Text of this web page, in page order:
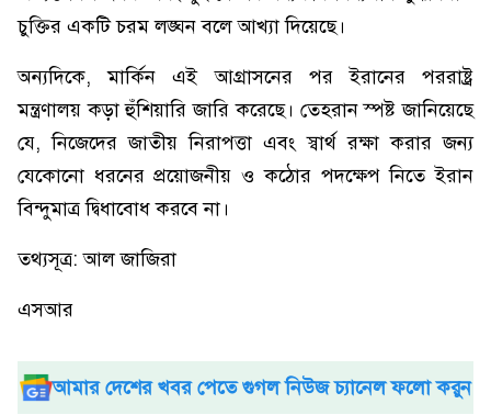
চুক্তির একটি চরম লঙ্ঘন বলে আখ্যা দিয়েছে।
অন্যদিকে, মার্কিন এই আগ্রাসনের পর ইরানের পররাষ্ট্র
মন্ত্রণালয় কড়া হুঁশিয়ারি জারি করেছে। তেহরান স্পষ্ট জানিয়েছে
যে, নিজেদের জাতীয় নিরাপত্তা এবং স্বার্থ রক্ষা করার জন্য
যেকোনো ধরনের প্রয়োজনীয় ও কঠোর পদক্ষেপ নিতে ইরান
বিন্দুমাত্র দ্বিধাবোধ করবে না।
তথ্যসূত্র: আল জাজিরা
এসআর
আমার দেশের খবর পেতে গুগল নিউজ চ্যানেল ফলো করুন